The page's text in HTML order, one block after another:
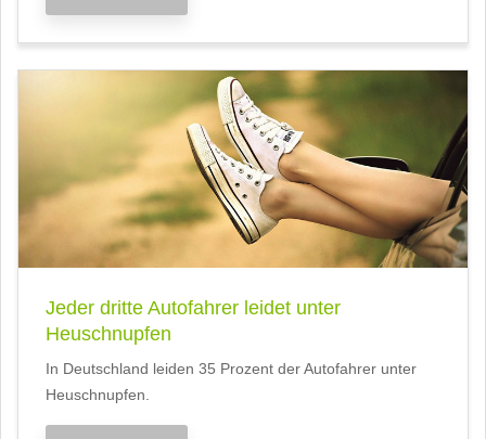
Jeder dritte Autofahrer leidet unter
Heuschnupfen
In Deutschland leiden 35 Prozent der Autofahrer unter
Heuschnupfen.